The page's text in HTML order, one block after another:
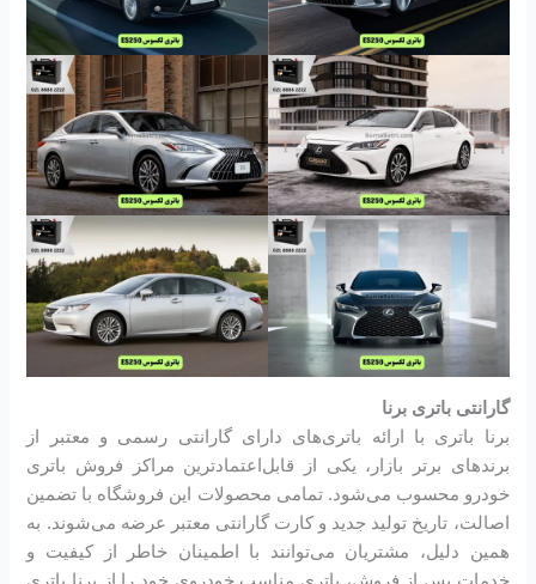
گارانتی باتری برنا
برنا باتری با ارائه باتری‌های دارای گارانتی رسمی و معتبر از
برندهای برتر بازار، یکی از قابل‌اعتمادترین مراکز فروش باتری
خودرو محسوب می‌شود. تمامی محصولات این فروشگاه با تضمین
اصالت، تاریخ تولید جدید و کارت گارانتی معتبر عرضه می‌شوند. به
همین دلیل، مشتریان می‌توانند با اطمینان خاطر از کیفیت و